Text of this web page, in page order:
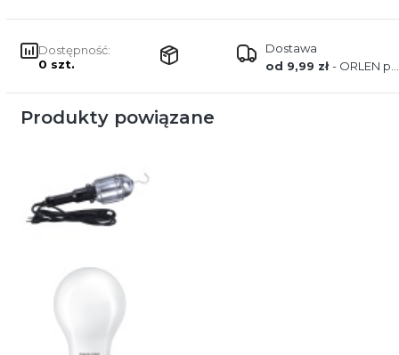
Dostępność:
0 szt.
Dostawa
od 9,99 zł- ORLEN paczka
Produkty powiązane